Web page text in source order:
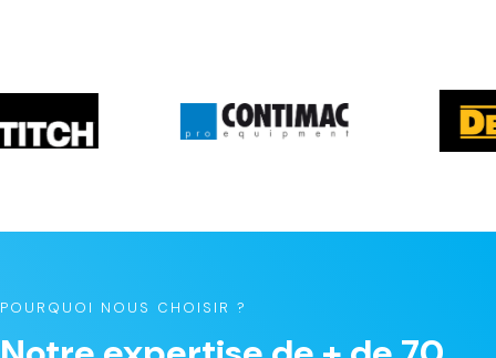
POURQUOI NOUS CHOISIR ?